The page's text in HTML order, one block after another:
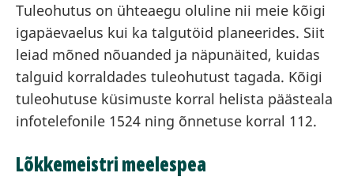
Tuleohutus on ühteaegu oluline nii meie kõigi
igapäevaelus kui ka talgutöid planeerides. Siit
leiad mõned nõuanded ja näpunäited, kuidas
talguid korraldades tuleohutust tagada. Kõigi
tuleohutuse küsimuste korral helista päästeala
infotelefonile 1524 ning õnnetuse korral 112.
Lõkkemeistri meelespea